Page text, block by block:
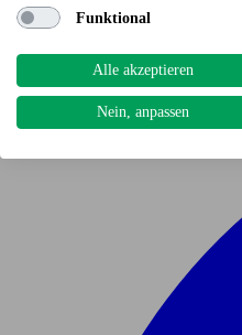
Funktional
Alle akzeptieren
Nein, anpassen